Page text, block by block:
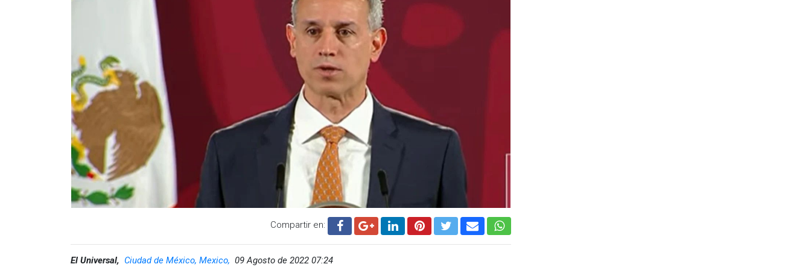
grupos criminales", se lee en un comunicado de su sitio oficial.
Por otra parte, la diplomacia británica reconoció el trabajo del gobierno mexicano por "proteger los
principales destinos turísticos", pero recalca los enfrentamientos de grupos criminales registrados en
sitios turísticos desde principios de 2021.
Temporada de huracanes en México
Meteorólogos y expertos entrevistados pronostican hasta 45 posibles fenómenos hidrometeorológicos,
de los cuales 16 podrían golpear costas de la República a través de huracanes.
"Yucatán, el Golfo de México, el Pacífico y Baja California son las áreas que más afectan o se ven afectadas
en territorio nacional", explicó el capitán primero de Fuerza Aérea, meteorólogo Erick Estévez Dorantes.
Por su parte, la diplomacia británica advirtió que esta temporada se extiende desde junio hasta noviembre
y afecta tanto a las costas del Pacífico como del Atlántico.
Se advierte de posibles inundaciones, deslizamientos de tierra e interrupción de los servicios locales,
Compartir en:
El Universal, Ciudad de México, Mexico, 09 Agosto de 2022 07:24